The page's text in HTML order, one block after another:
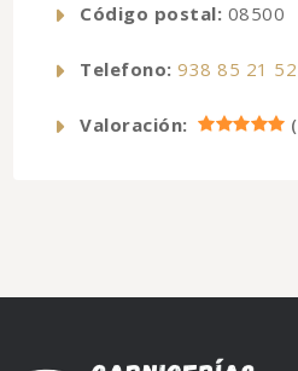
Código postal: 08500
Telefono: 938 85 21 52
Valoración: (